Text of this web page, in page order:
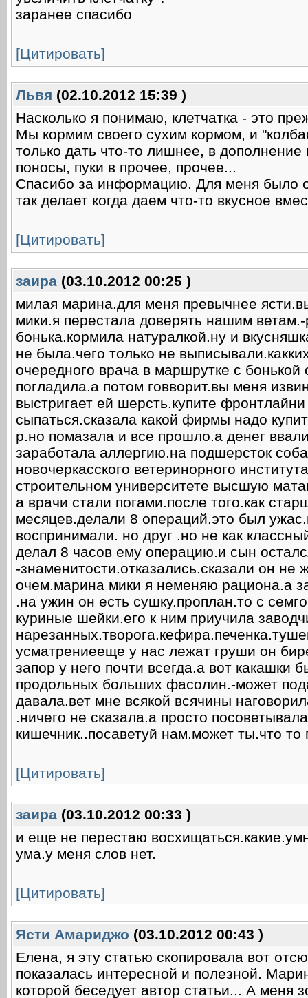
заранее спасибо
[Цитировать]
Львя (02.10.2012 15:39 )
Насколько я понимаю, клетчатка - это
Мы кормим своего сухим кормом, и
только дать что-то лишнее, в
поносы, пуки в прочее, прочее...
Спасибо за информацию. Для меня было
так делает когда даем что-то вкусное
[Цитировать]
заира (03.10.2012 00:25 )
милая марина.для меня превычнее
мики.я перестала доверять нашим
бонька.кормила натуралкой.ну и
не была.чего только не
очередного врача в маршрутке с
погладила.а потом говворит.вы меня
выстригает ей шерсть.купите
сыпаться.сказала какой фирмы надо
р.но помазала и все прошло.а денег
заработала аллергию.на подшерсток
новочеркасского ветеринорного
строительном университете высшую
а врачи стали погами.после того.как
месяцев.делали 8 операций.это был
воспринимали. но друг .но не как
делал 8 часов ему операцию.и сын
-знаменитости.отказались.сказали он
очем.марина мики я неменяю рациона.а
.на ужин он есть сушку.проплан.то с
куриные шейки.его к ним приучила
усматрениееще у нас лежат груши он
запор у него почти всегда.а вот
продольных больших фасолин.-может
давала.вет мне всякой всячины
.ничего не сказала.а просто
кишечник..посаветуй нам.может ты.что то
[Цитировать]
заира (03.10.2012 00:33 )
и еще не перестаю
ума.у меня слов нет.
[Цитировать]
Ясти Амариджо (03.10.2012 00:43 )
Елена, я эту статью скопировала вот
показалась интересной и полезной.
которой беседует автор статьи... А